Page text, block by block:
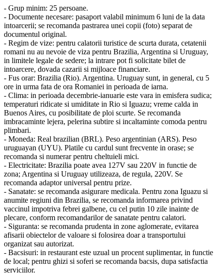
- Grup minim: 25 persoane.
- Documente necesare: pasaport valabil minimum 6 luni de la data
intoarcerii; se recomanda pastrarea unei copii (foto) separat de
documentul original.
- Regim de vize: pentru calatorii turistice de scurta durata, cetatenii
romani nu au nevoie de viza pentru Brazilia, Argentina si Uruguay,
in limitele legale de sedere; la intrare pot fi solicitate bilet de
intoarcere, dovada cazarii si mijloace financiare.
- Fus orar: Brazilia (Rio). Argentina. Uruguay sunt, in general, cu 5
ore in urma fata de ora Romaniei in perioada de iarna.
- Clima: in perioada decembrie-ianuarie este vara in emisfera sudica;
temperaturi ridicate si umiditate in Rio si Iguazu; vreme calda in
Buenos Aires, cu posibilitate de ploi scurte. Se recomanda
imbracaminte lejera, pelerina subtire si incaltaminte comoda pentru
plimbari.
- Moneda: Real brazilian (BRL). Peso argentinian (ARS). Peso
uruguayan (UYU). Platile cu cardul sunt frecvente in orase; se
recomanda si numerar pentru cheltuieli mici.
- Electricitate: Brazilia poate avea 127V sau 220V in functie de
zona; Argentina si Uruguay utilizeaza, de regula, 220V. Se
recomanda adaptor universal pentru prize.
- Sanatate: se recomanda asigurare medicala. Pentru zona Iguazu si
anumite regiuni din Brazilia, se recomanda informarea privind
vaccinul impotriva febrei galbene, cu cel putin 10 zile inainte de
plecare, conform recomandarilor de sanatate pentru calatori.
- Siguranta: se recomanda prudenta in zone aglomerate, evitarea
afisarii obiectelor de valoare si folosirea doar a transportului
organizat sau autorizat.
- Bacsisuri: in restaurant este uzual un procent suplimentar, in functie
de local; pentru ghizi si soferi se recomanda bacsis, dupa satisfactia
serviciilor.